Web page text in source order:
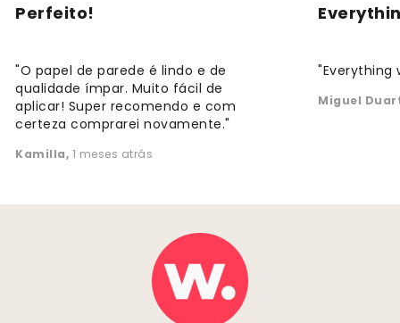
Perfeito!
"O papel de parede é lindo e de
qualidade ímpar. Muito fácil de
aplicar! Super recomendo e com
certeza comprarei novamente."
Kamilla, 1 meses atrás
"Everything
Miguel